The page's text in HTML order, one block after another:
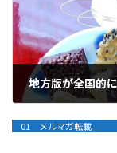
地方版が全国的
01 メルマガ転載